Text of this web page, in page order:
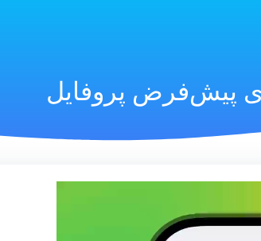
پیش‌فرض پروفایل